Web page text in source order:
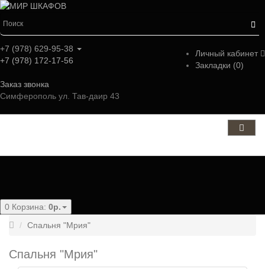
Личный кабинет
Закладки (0)
+7 (978) 629-95-38
+7 (978) 172-17-56
Заказ звонка
Симферополь ул. Тав-даир 43
0 Корзина: 0р.
Спальня "Мрия"
Спальня "Мрия"